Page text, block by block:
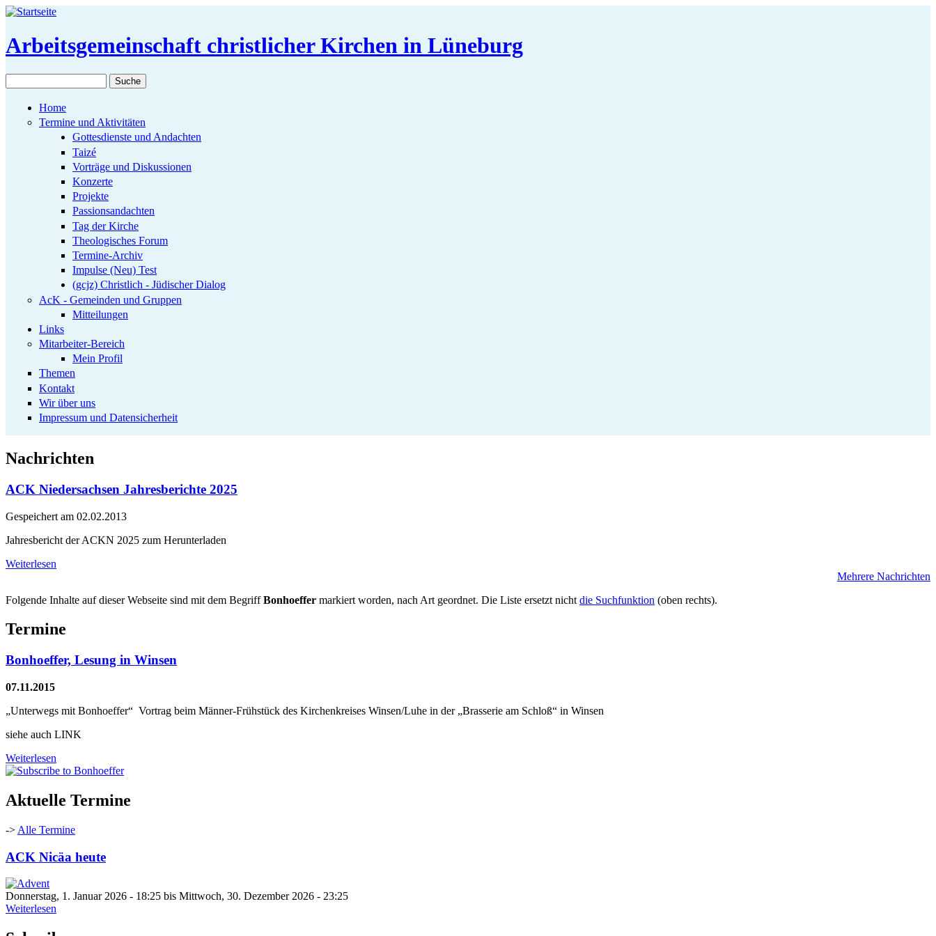
Direkt zum Inhalt
Arbeitsgemeinschaft christlicher Kirchen in Lüneburg
Home
Termine und Aktivitäten
Gottesdienste und Andachten
Taizé
Vorträge und Diskussionen
Konzerte
Projekte
Passionsandachten
Tag der Kirche
Theologisches Forum
Termine-Archiv
Impulse (Neu) Test
(gcjz) Christlich - Jüdischer Dialog
AcK - Gemeinden und Gruppen
Mitteilungen
Links
Mitarbeiter-Bereich
Mein Profil
Themen
Kontakt
Wir über uns
Impressum und Datensicherheit
Nachrichten
ACK Niedersachsen Jahresberichte 2025
Gespeichert am 02.02.2013
Jahresbericht der ACKN 2025 zum Herunterladen
Weiterlesen
Mehrere Nachrichten
Folgende Inhalte auf dieser Webseite sind mit dem BegriffBonhoeffer markiert worden, nach Art geordnet. Die Liste ersetzt nicht die Suchfunktion (oben rechts).
Termine
Bonhoeffer, Lesung in Winsen
07.11.2015
„Unterwegs mit Bonhoeffer“ Vortrag beim Männer-Frühstück des Kirchenkreises Winsen/Luhe in der „Brasserie am Schloß“ in Winsen
siehe auch LINK
Weiterlesen
Aktuelle Termine
-> Alle Termine
ACK Nicäa heute
Donnerstag, 1. Januar 2026 - 18:25 bis Mittwoch, 30. Dezember 2026 - 23:25
Weiterlesen